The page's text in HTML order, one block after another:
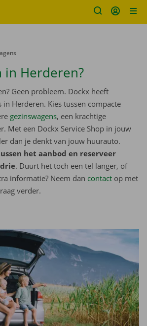
Herderen?
Geen probleem. Dockx heeft
Herderen. Kies tussen compacte
gezinswagens, een krachtige
Met een Dockx Service Shop in jouw
dan je denkt van jouw huurauto.
het aanbod en reserveer
. Duurt het toch een tel langer, of
informatie? Neem dan contact op met
verder.